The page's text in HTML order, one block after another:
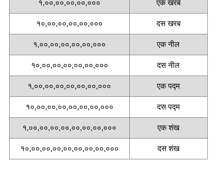
१,००,००,००,००,००० एक खरब
१०,००,००,००,००,००० दस खरब
१,००,००,००,००,००,००० एक नील
१०,००,००,००,००,००,००० दस नील
१,००,००,००,००,००,००,००० एक पद्म
१०,००,००,००,००,००,००,००० दस पद्म
१,००,००,००,००,००,००,००,००० एक शंख
१०,००,००,००,००,००,००,००,००० दस शंख